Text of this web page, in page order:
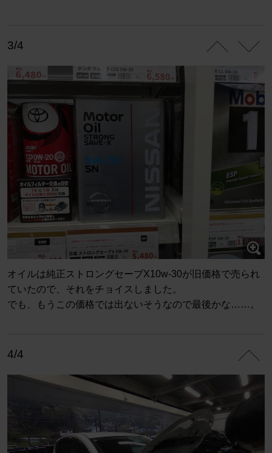
3/4
オイルは純正ストロングセーブX10w-30が旧価格で売られ
ていたので、それをチョイスしました。
でも、もうこの価格では出ないそうなので最後かな……。
4/4